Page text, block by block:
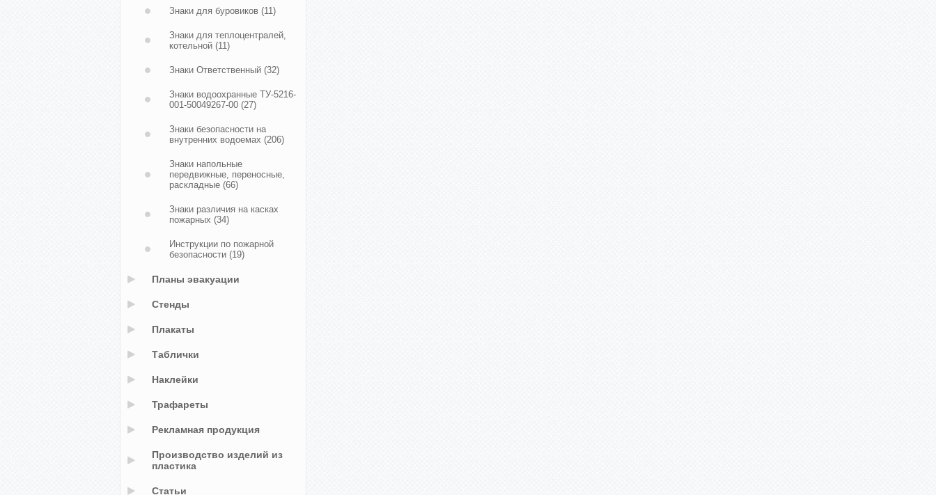
Знаки для буровиков (11)
Знаки для теплоцентралей,
котельной (11)
Знаки Ответственный (32)
Знаки водоохранные ТУ-5216-
001-50049267-00 (27)
Знаки безопасности на
внутренних водоемах (206)
Знаки напольные
передвижные, переносные,
раскладные (66)
Знаки различия на касках
пожарных (34)
Инструкции по пожарной
безопасности (19)
Планы эвакуации
Стенды
Плакаты
Таблички
Наклейки
Трафареты
Рекламная продукция
Производство изделий из
пластика
Статьи